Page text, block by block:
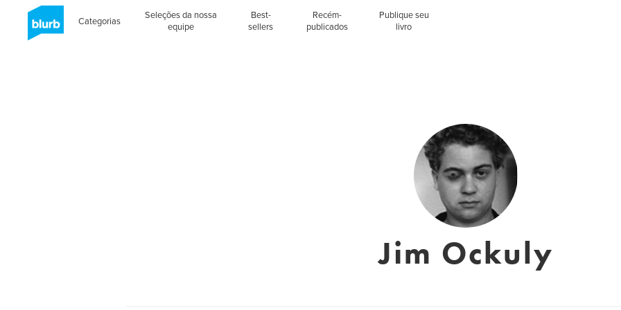
Categorias
Seleções da nossa
equipe
Best-
sellers
Recém-
publicados
Publique seu
livro
Jim Ockuly